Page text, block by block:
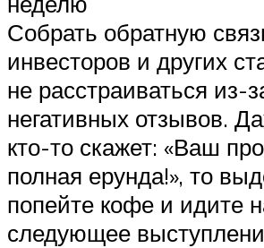
Собрать обратную
инвесторов и других
не расстраиваться из-
негативных отзывов.
кто-то скажет: «Ваш
полная ерунда!», то
попейте кофе и идите
следующее